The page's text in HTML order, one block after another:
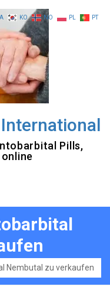
Pills,
Nembutal zu verkaufen
KO NO PL PT